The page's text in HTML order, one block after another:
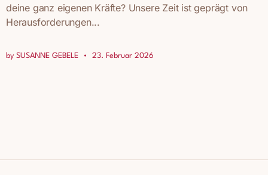
deine ganz eigenen Kräfte? Unsere Zeit ist geprägt von
Herausforderungen...
by SUSANNE GEBELE 23. Februar 2026